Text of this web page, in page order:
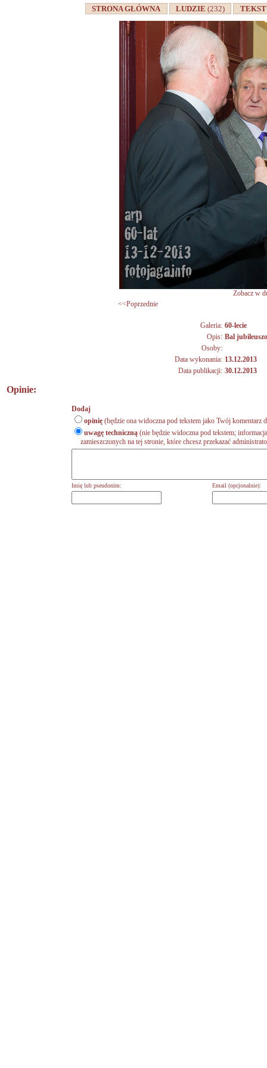
STRONA GŁÓWNA LUDZIE(232)
Zobacz w
<<Poprzednie
Galeria: 60-lecie
Opis: Bal
Osoby:
Data wykonania: 13.12.2013
Data publikacji: 30.12.2013
Opinie:
Dodaj
opinię (będzie ona widoczna pod tekstem jako Twój komentarz
uwagę techniczną (nie będzie widoczna pod tekstem;
zamieszczonych na tej stronie, które chcesz przekazać
Imię lub pseudonim: Email (opcjonalnie):